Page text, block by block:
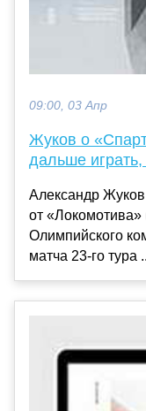
09:00, 03 Апр
Жуков о
дальше
Александр
от
Олимпийского
матча 23-го тура